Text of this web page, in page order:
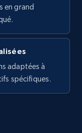
gratuit
en grand
adaptées à
spécifiques.